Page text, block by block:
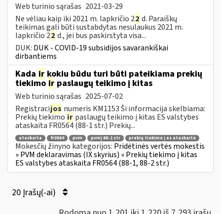
Web turinio sąrašas 2021-03-29
Ne vėliau kaip iki 2021 m. lapkričio 22 d. Paraiškų
teikimas gali būti sustabdytas nesulaukus 2021 m.
lapkričio 22 d., jei bus paskirstyta visa...
DUK: DUK - COVID-19 subsidijos savarankiškai
dirbantiems
Kada ir kokiu būdu turi būti pateikiama prekių
tiekimo ir paslaugų teikimo į kitas
Web turinio sąrašas 2025-07-02
Registracijos numeris KM1153 Ši informacija skelbiama:
Prekių tiekimo ir paslaugų teikimo į kitas ES valstybes
ataskaita FR0564 (88-1 str.) Prekių...
ataskaita fr0564 pvm pvmį 88-1 str prekių tiekimo į es ataskaita
Mokesčių žinyno kategorijos: Pridėtinės vertės mokestis
» PVM deklaravimas (IX skyrius) » Prekių tiekimo į kitas
ES valstybes ataskaita FR0564 (88-1, 88-2 str.)
20 Įrašų(-ai)